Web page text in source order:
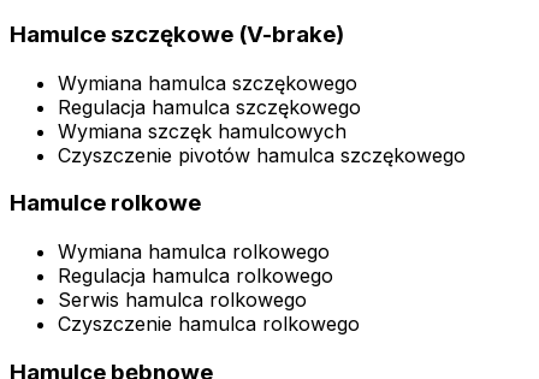
Hamulce szczękowe (V-brake)
Wymiana hamulca szczękowego
Regulacja hamulca szczękowego
Wymiana szczęk hamulcowych
Czyszczenie pivotów hamulca szczękowego
Hamulce rolkowe
Wymiana hamulca rolkowego
Regulacja hamulca rolkowego
Serwis hamulca rolkowego
Czyszczenie hamulca rolkowego
Hamulce bębnowe